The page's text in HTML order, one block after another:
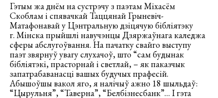
Гэтым жа днём на сустрэчу з паэтам Міхасём
Скоблам і спявачкай Таццянай Грыневіч-
Матафонавай у Цэнтральную дзіцячую бібліятэку
г. Мінска прыйшлі навучэнцы Дзяржаўнага каледжа
сферы абслугоўвання. На пачатку свайго выступу
паэт звярнуў увагу слухачоў, што “сам будынак
бібліятэкі, прасторнай і светлай, – як паказчык
запатрабаванасці вашых будучых прафесій.
Абышоўшы вакол яго, я налічыў ажно 18 шыльдаў:
“Цырульня”, “Таверна”, “Белбізнесбанк”… І гэта